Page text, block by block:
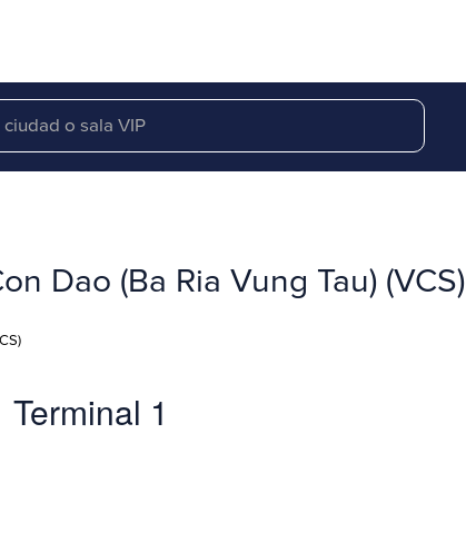
Dao (Ba Ria Vung Tau) (VCS)
Terminal 1